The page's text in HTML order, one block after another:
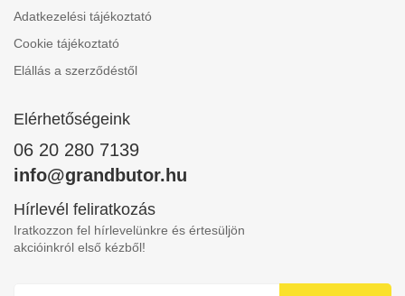
Adatkezelési tájékoztató
Cookie tájékoztató
Elállás a szerződéstől
Elérhetőségeink
06 20 280 7139
info@grandbutor.hu
Hírlevél feliratkozás
Iratkozzon fel hírlevelünkre és értesüljön
akcióinkról első kézből!